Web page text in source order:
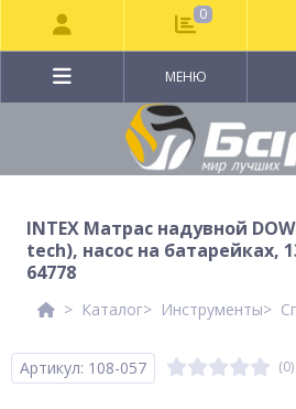
МЕНЮ
INTEX Матрас надувной
tech), насос на батарейках,
64778
Каталог Инструменты
Артикул: 108-057 (0)
0